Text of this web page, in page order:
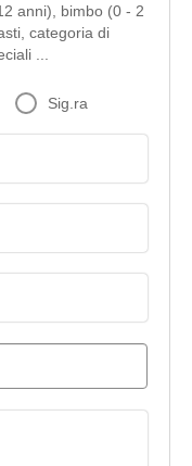
anni), bimbo (0 - 2
categoria di
...
Sig.ra